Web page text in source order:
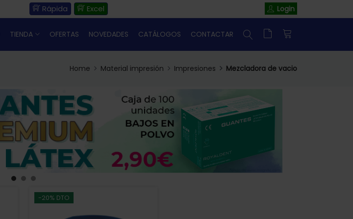
Rápida Excel Login
TIENDA OFERTAS NOVEDADES CATÁLOGOS CONTACTAR
Home Material impresión Impresiones Mezcladora de vacio
-20% DTO